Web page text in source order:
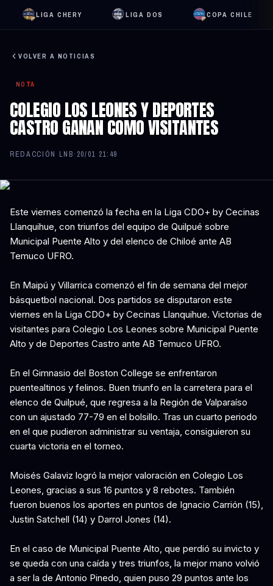
LIGA CHERY LIGA DOS COPA CHILE
VOLVER A NOTICIAS
NOTA
COLEGIO LOS LEONES Y DEPORTES
CASTRO GANAN COMO VISITANTES
REDACCIÓN LNB· 20/01 21:49
Este viernes comenzó la fecha en la Liga CDO+ by Cecinas
Llanquihue, con triunfos del equipo de Quilpué sobre
Municipal Puente Alto y del elenco de Chiloé ante AB
Temuco UFRO.
En Maipú y Villarrica comenzó el fin de semana del mejor
básquetbol nacional. Dos partidos se disputaron este
viernes en la Liga CDO+ by Cecinas Llanquihue. Victorias de
visitantes para Colegio Los Leones sobre Municipal Puente
Alto y de Deportes Castro ante AB Temuco UFRO.
En el Gimnasio del Boston College se enfrentaron
puentealtinos y felinos. Buen triunfo en la carretera para el
elenco de Quilpué, que regresa a la Región de Valparaíso
con un ajustado 77-79 en el bolsillo. Tras un cuarto periodo
en el que pudieron administrar su ventaja, consiguieron su
cuarta victoria en el torneo.
Moisés Galaviz logró la mejor valoración en Colegio Los
Leones, gracias a sus 16 puntos y 8 rebotes. También
fueron buenos los aportes en puntos de Ignacio Carrión (15),
Justin Satchell (14) y Darrol Jones (14).
En el caso de Municipal Puente Alto, que perdió su invicto y
se queda con una caída y tres triunfos, la mejor mano volvió
a ser la de Antonio Pinedo, quien puso 29 puntos ante los